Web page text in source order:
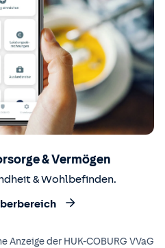
& Vermögen
& Wohlbefinden.
Anzeige der HUK-COBURG VVaG